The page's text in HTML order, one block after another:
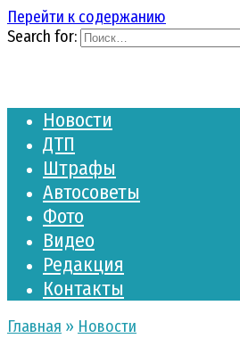
Перейти к содержанию
Search for:
Новости
ДТП
Штрафы
Автосоветы
Фото
Видео
Редакция
Контакты
Главная » Новости